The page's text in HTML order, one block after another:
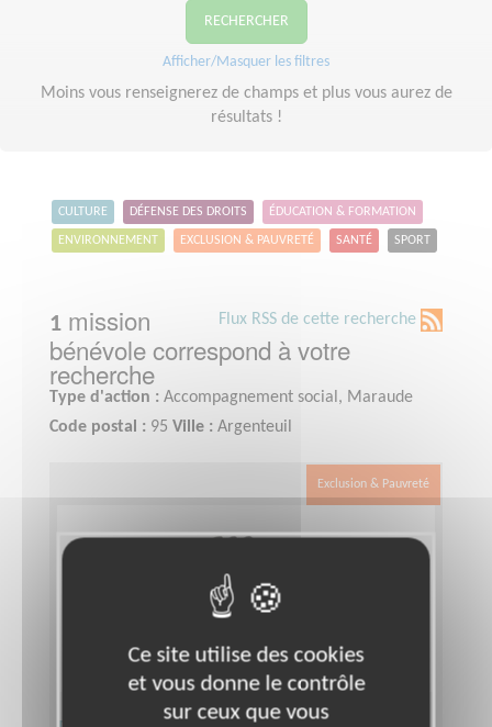
RECHERCHER
Afficher/Masquer les filtres
Moins vous renseignerez de champs et plus vous aurez de
résultats !
CULTURE DÉFENSE DES DROITS ÉDUCATION & FORMATION
ENVIRONNEMENT EXCLUSION & PAUVRETÉ SANTÉ SPORT
Flux RSS de cette recherche
1 mission
bénévole correspond à votre
recherche
Type d'action : Accompagnement social, Maraude
Code postal : 95 Ville : Argenteuil
Exclusion & Pauvreté
Ce site utilise des cookies
et vous donne le contrôle
sur ceux que vous